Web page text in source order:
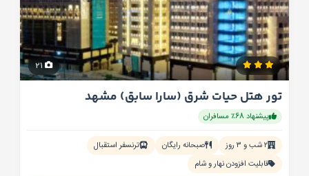
تور هتل حیات شرق (سارا سابق) مشهد
پیشنهاد 68٪ مسافران
۲ شب و ۳ روز صبحانه رایگان
ترنسفر استقبال
قابلیت افزودن نهار و شام